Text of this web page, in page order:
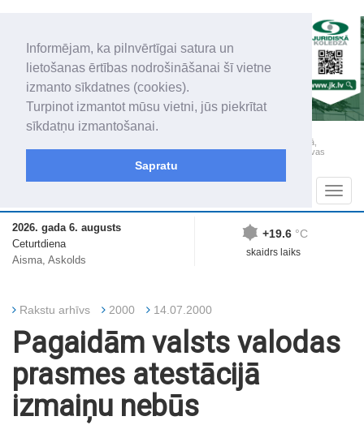
Informējam, ka pilnvērtīgai satura un
lietošanas ērtības nodrošināšanai šī vietne
izmanto sīkdatnes (cookies).
Turpinot izmantot mūsu vietni, jūs piekrītat
sīkdatņu izmantošanai.
Sapratu
„Latgales Laiks” iznāk latviešu un krievu valodās visā Dienvidlatgalē un Sēlijā,
„Latgales Laiks” latviešu valodā aptver Daugavpils valstspilsētu, Augšdaugavas
novadu un apkārtējos novadus un pilsētas.
2026. gada 6. augusts
Ceturtdiena
Aisma, Askolds
+19.6 °C
skaidrs laiks
Rakstu arhīvs 2000 14.07.2000
Pagaidām valsts valodas
prasmes atestācijā
izmaiņu nebūs